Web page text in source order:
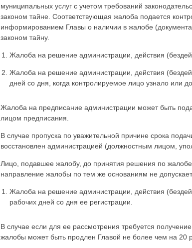
муниципальных услуг с учетом требований
законом тайне. Соответствующая жалоба подается
информированием Главы о наличии в жалобе
законом тайну.
Жалоба на решение администрации, действия
Жалоба на решение администрации, действия
дней со дня, когда контролируемое лицо узнало или
Жалоба на предписание администрации может быть
лицом предписания.
В случае пропуска по уважительной причине срока
восстановлен администрацией (должностным лицом,
Лицо, подавшее жалобу, до принятия решения по
направление жалобы по тем же основаниям не
Жалоба на решение администрации, действия
рабочих дней со дня ее регистрации.
В случае если для ее рассмотрения требуется
жалобы может быть продлен Главой не более чем на 20